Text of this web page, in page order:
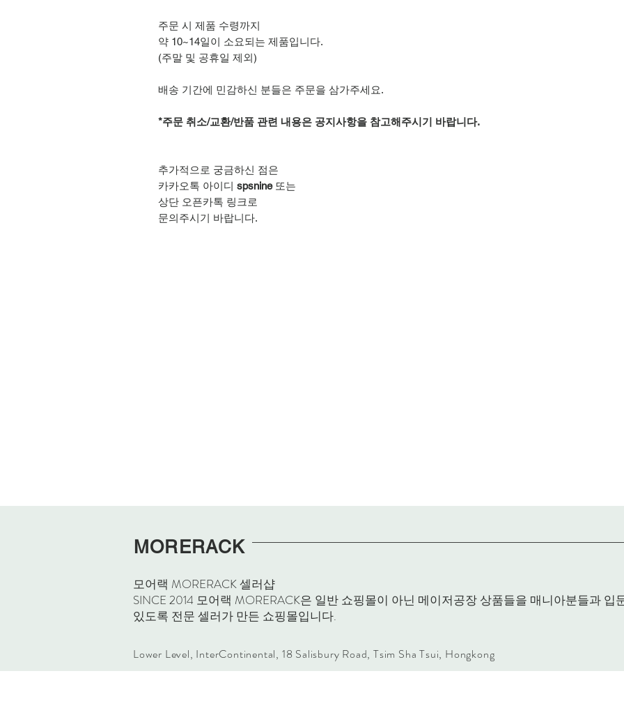
주문 시 제품 수령까지
약 10~14일이 소요되는 제품입니다.
(주말 및 공휴일 제외)
배송 기간에 민감하신 분들은 주문을 삼가주세요.
*주문 취소/교환/반품 관련 내용은 공지사항을 참고해주시기 바랍니다.
추가적으로 궁금하신 점은
카카오톡 아이디 spsnine또는
상단 오픈카톡 링크로
문의주시기 바랍니다.
MORERACK
모어랙 MORERACK 셀러샵
SINCE 2014 모어랙 MORERACK은 일반 쇼핑몰이 아닌 메이저공장 상품들을 매니아분들과
있도록 전문 셀러가 만든 쇼핑몰입니다.
Lower Level, InterContinental, 18 Salisbury Road, Tsim Sha Tsui, Hongkong